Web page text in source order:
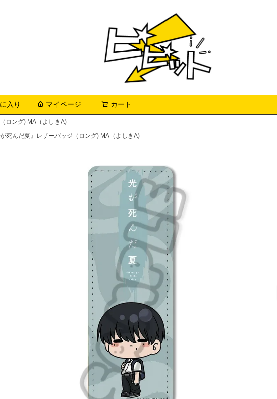
入り マイページ カート
ロング) MA（よしきA)
死んだ夏』レザーバッジ（ロング) MA（よしきA)